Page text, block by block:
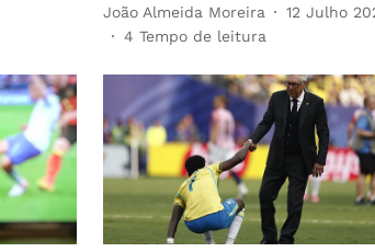
João Almeida Moreira
12 Julho
4 Tempo de leitura